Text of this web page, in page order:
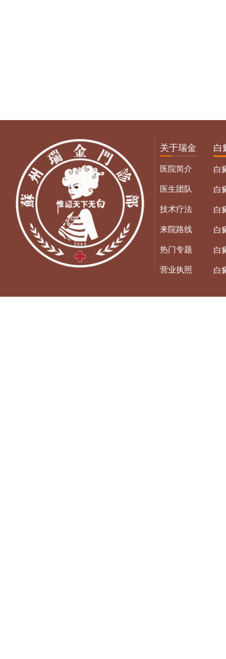
关于瑞金
医院简介
医生团队
技术疗法
来院路线
热门专题
营业执照
白
白
白
白
白
白
白